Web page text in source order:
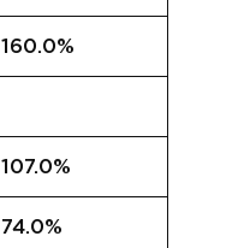
160.0%
107.0%
74.0%